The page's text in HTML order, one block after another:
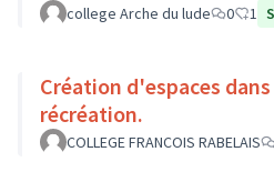
college Arche du lude 0 1
Création d'espaces
récréation.
COLLEGE FRANCOIS RABELAIS